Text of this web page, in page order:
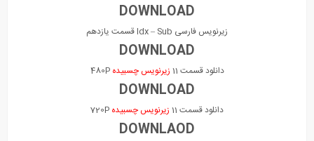
DOWNLOAD
زیرنویس فارسی Idx – Sub قسمت یازدهم
DOWNLOAD
دانلود قسمت 11 زیرنویس چسبیده 480P
DOWNLOAD
دانلود قسمت 11 زیرنویس چسبیده
DOWNLAOD